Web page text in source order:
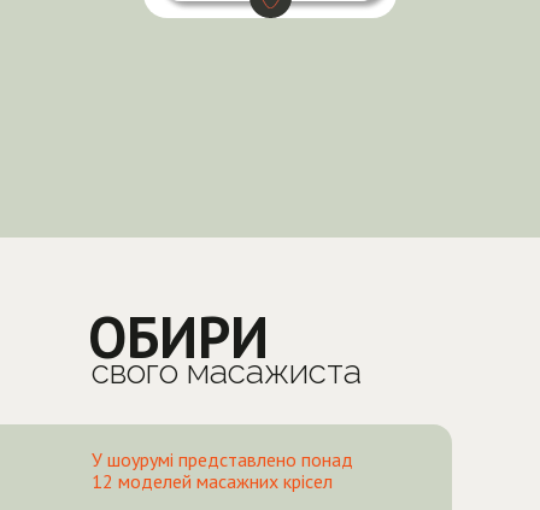
свого масажиста
ОБИРИ
У шоурумі представлено понад
12 моделей масажних крісел